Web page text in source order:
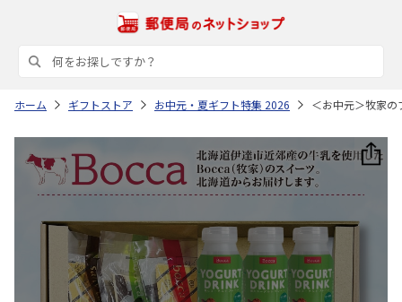
ホーム ギフトストア お中元・夏ギフト特集 2026 ＜お中元＞牧家